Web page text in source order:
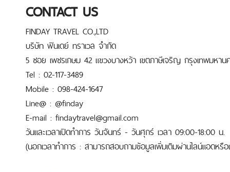
CONTACT US
FINDAY TRAVEL CO.,LTD
บริษัท ฟินเดย์ ทราเวล จำกัด
5 ซอย เพชรเกษม 42 แขวงบางหว้า เขตภาษีเจริญ กรุงเทพมหาน
Tel : 02-117-3489
Mobile : 098-424-1647
Line@ : @finday
E-mail : findaytravel@gmail.com
วันและเวลาเปิดทำการ วันจันทร์ - วันศุกร์ เวลา 09:00-18:00 น.
(นอกเวลาทำการ : สามารถสอบถามข้อมูลเพิ่มเติมผ่านไลน์แอดหรือ